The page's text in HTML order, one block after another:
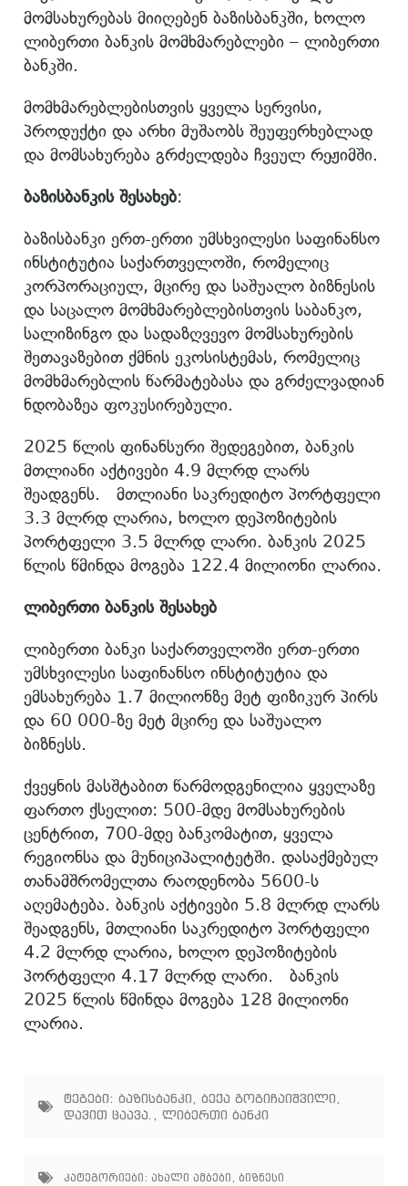
მომსახურებას მიიღებენ ბაზისბანკში, ხოლო
ლიბერთი ბანკის მომხმარებლები – ლიბერთი
ბანკში.
მომხმარებლებისთვის ყველა სერვისი,
პროდუქტი და არხი მუშაობს შეუფერხებლად
და მომსახურება გრძელდება ჩვეულ რეჟიმში.
ბაზისბანკის შესახებ:
ბაზისბანკი ერთ-ერთი უმსხვილესი საფინანსო
ინსტიტუტია საქართველოში, რომელიც
კორპორაციულ, მცირე და საშუალო ბიზნესის
და საცალო მომხმარებლებისთვის საბანკო,
სალიზინგო და სადაზღვევო მომსახურების
შეთავაზებით ქმნის ეკოსისტემას, რომელიც
მომხმარებლის წარმატებასა და გრძელვადიან
ნდობაზეა ფოკუსირებული.
2025 წლის ფინანსური შედეგებით, ბანკის
მთლიანი აქტივები 4.9 მლრდ ლარს
შეადგენს. მთლიანი საკრედიტო პორტფელი
3.3 მლრდ ლარია, ხოლო დეპოზიტების
პორტფელი 3.5 მლრდ ლარი. ბანკის 2025
წლის წმინდა მოგება 122.4 მილიონი ლარია.
ლიბერთი ბანკის შესახებ
ლიბერთი ბანკი საქართველოში ერთ-ერთი
უმსხვილესი საფინანსო ინსტიტუტია და
ემსახურება 1.7 მილიონზე მეტ ფიზიკურ პირს
და 60 000-ზე მეტ მცირე და საშუალო
ბიზნესს.
ქვეყნის მასშტაბით წარმოდგენილია ყველაზე
ფართო ქსელით: 500-მდე მომსახურების
ცენტრით, 700-მდე ბანკომატით, ყველა
რეგიონსა და მუნიციპალიტეტში. დასაქმებულ
თანამშრომელთა რაოდენობა 5600-ს
აღემატება. ბანკის აქტივები 5.8 მლრდ ლარს
შეადგენს, მთლიანი საკრედიტო პორტფელი
4.2 მლრდ ლარია, ხოლო დეპოზიტების
პორტფელი 4.17 მლრდ ლარი. ბანკის
2025 წლის წმინდა მოგება 128 მილიონი
ლარია.
ტეგები: ბაზისბანკი ბექა გოგიჩაიშვილი
დავით ცაავა.
ლიბერთი ბანკი
კატეგორიები: ახალი ამბები , ბიზნესი